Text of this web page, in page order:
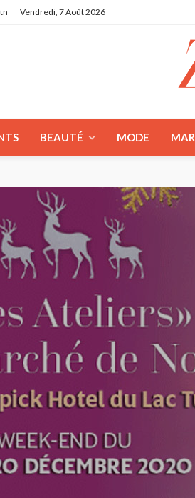
Vendredi, 7 Août 2026
BEAUTÉ MODE